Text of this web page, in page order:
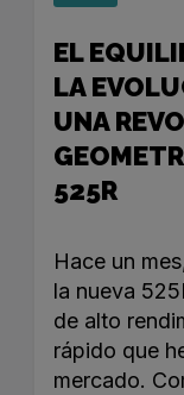
EL
LA
UNA
525R
Hace un
la nueva
de alto
rápido que
mercado.